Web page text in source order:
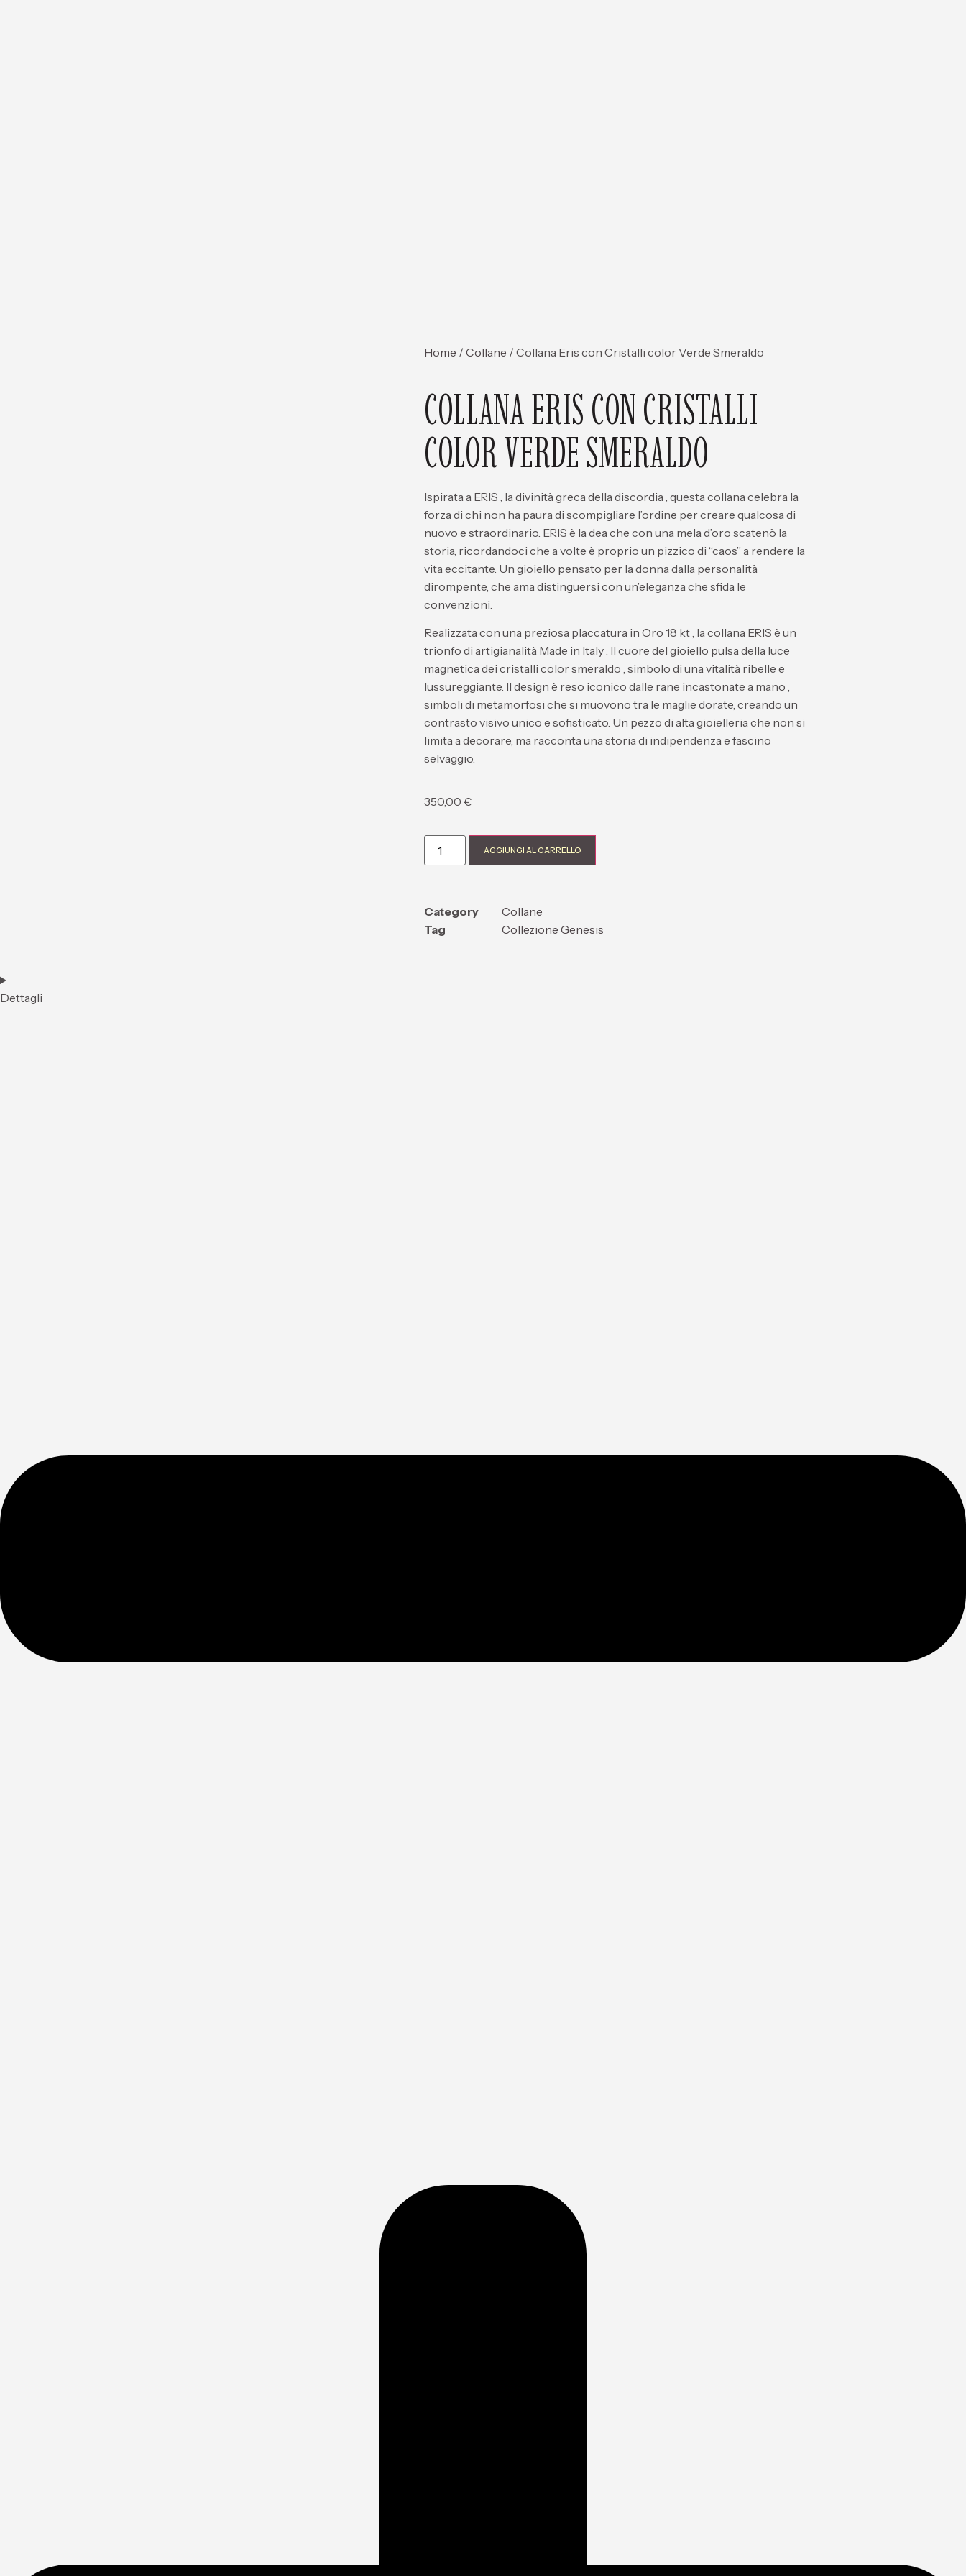
Home / Collane / Collana Eris con Cristalli color Verde Smeraldo
COLLANA ERIS CON CRISTALLI
COLOR VERDE SMERALDO
Ispirata a ERIS , la divinità greca delladiscordia, questa collana celebra la
forza di chi non ha paura di scompigliare l’ordine per creare qualcosa di
nuovo e straordinario. ERIS è la dea che con una mela d’oro scatenò la
storia, ricordandoci che a volte è proprio un pizzico di “caos” a rendere la
vita eccitante. Un gioiello pensato per la donna dalla personalità
dirompente, che ama distinguersi con un’eleganza che sfida le
convenzioni.
Realizzata con una preziosa placcatura in Oro 18 kt, la collana ERIS è un
trionfo di artigianalità Made in Italy. Il cuore del gioiello pulsa della luce
magnetica dei cristalli color smeraldo , simbolo di una vitalità ribelle e
lussureggiante. Il design è reso iconico dalle rane incastonate a mano ,
simboli di metamorfosi che si muovono tra le maglie dorate, creando un
contrasto visivo unico e sofisticato. Un pezzo di alta gioielleria che non si
limita a decorare, ma racconta una storia di indipendenza e fascino
selvaggio.
350,00 €
AGGIUNGI AL CARRELLO
Category
Collane
Tag
Collezione Genesis
Dettagli